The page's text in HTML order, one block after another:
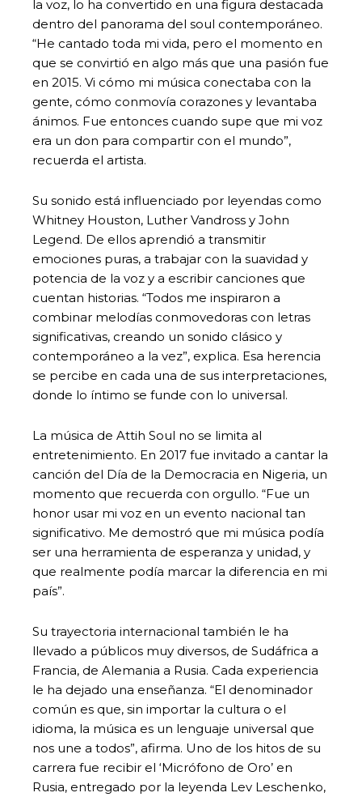
la voz, lo ha convertido en una figura destacada
dentro del panorama del soul contemporáneo.
“He cantado toda mi vida, pero el momento en
que se convirtió en algo más que una pasión fue
en 2015. Vi cómo mi música conectaba con la
gente, cómo conmovía corazones y levantaba
ánimos. Fue entonces cuando supe que mi voz
era un don para compartir con el mundo”,
recuerda el artista.
Su sonido está influenciado por leyendas como
Whitney Houston, Luther Vandross y John
Legend. De ellos aprendió a transmitir
emociones puras, a trabajar con la suavidad y
potencia de la voz y a escribir canciones que
cuentan historias. “Todos me inspiraron a
combinar melodías conmovedoras con letras
significativas, creando un sonido clásico y
contemporáneo a la vez”, explica. Esa herencia
se percibe en cada una de sus interpretaciones,
donde lo íntimo se funde con lo universal.
La música de Attih Soul no se limita al
entretenimiento. En 2017 fue invitado a cantar la
canción del Día de la Democracia en Nigeria, un
momento que recuerda con orgullo. “Fue un
honor usar mi voz en un evento nacional tan
significativo. Me demostró que mi música podía
ser una herramienta de esperanza y unidad, y
que realmente podía marcar la diferencia en mi
país”.
Su trayectoria internacional también le ha
llevado a públicos muy diversos, de Sudáfrica a
Francia, de Alemania a Rusia. Cada experiencia
le ha dejado una enseñanza. “El denominador
común es que, sin importar la cultura o el
idioma, la música es un lenguaje universal que
nos une a todos”, afirma. Uno de los hitos de su
carrera fue recibir el ‘Micrófono de Oro’ en
Rusia, entregado por la leyenda Lev Leschenko,